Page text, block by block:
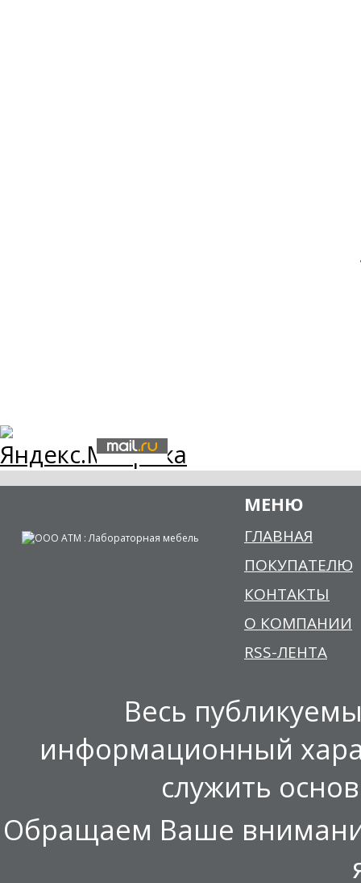
МЕНЮ
ГЛАВНАЯ
ПОКУПАТЕЛЮ
КОНТАКТЫ
О КОМПАНИИ
RSS-ЛЕНТА
Весь
информационный
служить
Обращаем Ваше